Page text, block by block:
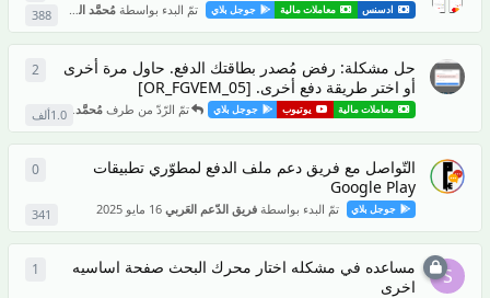
ادسنس معاملات مالية جوجل بلاي تمّ البدء بواسطةمُحمَّد الورياغلي 25 يوليو 2025388
حل مشكلة: رفض مُصدر بطاقتك الدفع. حاول مرة أخرى
أو اختر طريقة دفع أخرى. [OR_FGVEM_05]
معاملات مالية يوتيوب جوجل بلاي تمّ الرّدّ من طرفمُحمَّد الورياغلي 1.0ألف
2
التّواصل مع فريق دعم ملف الدفع لمطوّري تطبيقات
Google Play
جوجل بلاي تمّ البدء بواسطةفريق الدّعم العَربي 16 مايو 2025 341
0
S
مساعده في مشكله اختار محرك البحث صفحة اساسيه
اخرى
1